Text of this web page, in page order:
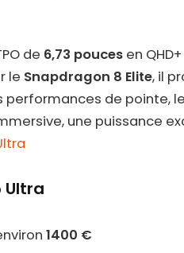
de 6,73 poucesen
le Snapdragon 8 Elite, il
de pointe, le
une puissance
Ultra
1400 €